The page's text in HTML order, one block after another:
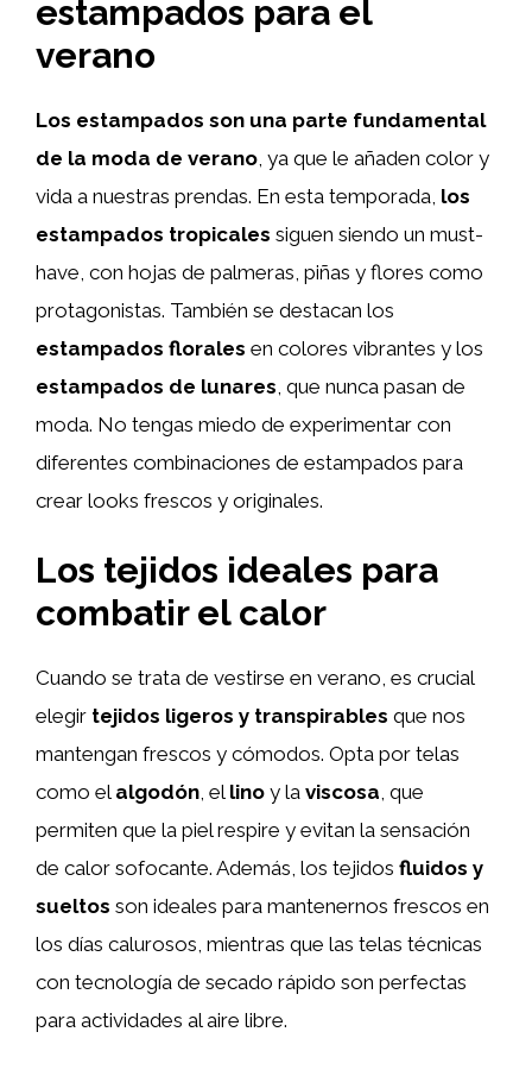
estampados para el
verano
Los estampados son una parte fundamental
de la moda de verano , ya que le añaden color y
vida a nuestras prendas. En esta temporada, los
estampados tropicales siguen siendo un must-
have, con hojas de palmeras, piñas y flores como
protagonistas. También se destacan los
estampados florales en colores vibrantes y los
estampados de lunares , que nunca pasan de
moda. No tengas miedo de experimentar con
diferentes combinaciones de estampados para
crear looks frescos y originales.
Los tejidos ideales para
combatir el calor
Cuando se trata de vestirse en verano, es crucial
elegir tejidos ligeros y transpirables que nos
mantengan frescos y cómodos. Opta por telas
como el algodón, el lino y la viscosa, que
permiten que la piel respire y evitan la sensación
de calor sofocante. Además, los tejidos fluidos y
sueltos son ideales para mantenernos frescos en
los días calurosos, mientras que las telas técnicas
con tecnología de secado rápido son perfectas
para actividades al aire libre.